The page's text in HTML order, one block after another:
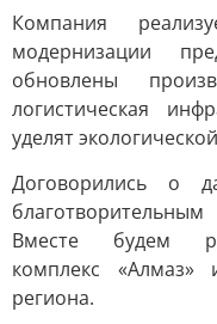
Компания
модернизации
обновлены
логистическая
уделят
Договорились о
Вместе будем
комплекс «Алмаз»
региона.